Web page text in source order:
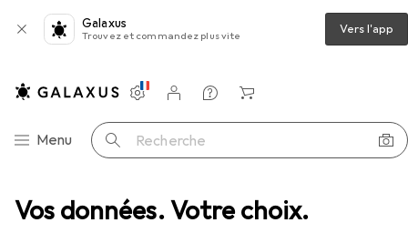
Vos données. Votre choix.
Galaxus
Trouvez et commandez plus vite Vers l'app
Navigation par catégorie
Menu Recherche
Paramètres
Compte client
Listes de comparaison
Listes d'envies
Panier
Jeux d’adresse Goliath Toys Willi Wackel